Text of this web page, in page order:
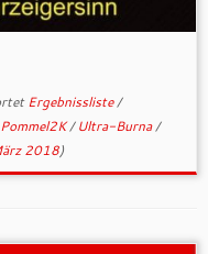
Ergebnissliste/
Pommel2K/Ultra-Burna/
2018)